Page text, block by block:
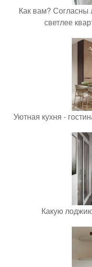
Как вам? Согласны
светлее
Уютная кухня -
Какую